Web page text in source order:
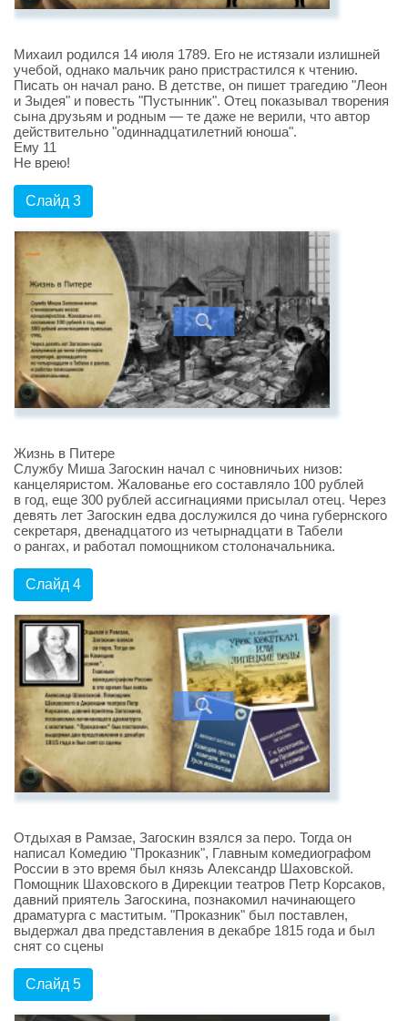
Михаил родился 14 июля 1789. Его не истязали излишней
учебой, однако мальчик рано пристрастился к чтению.
Писать он начал рано. В детстве, он пишет трагедию "Леон
и Зыдея" и повесть "Пустынник". Отец показывал творения
сына друзьям и родным — те даже не верили, что автор
действительно "одиннадцатилетний юноша".
Ему 11
Не врею!
Слайд 3
Жизнь в Питере
Службу Миша Загоскин начал с чиновничьих низов:
канцеляристом. Жалованье его составляло 100 рублей
в год, еще 300 рублей ассигнациями присылал отец. Через
девять лет Загоскин едва дослужился до чина губернского
секретаря, двенадцатого из четырнадцати в Табели
о рангах, и работал помощником столоначальника.
Слайд 4
Отдыхая в Рамзае, Загоскин взялся за перо. Тогда он
написал Комедию "Проказник", Главным комедиографом
России в это время был князь Александр Шаховской.
Помощник Шаховского в Дирекции театров Петр Корсаков,
давний приятель Загоскина, познакомил начинающего
драматурга с маститым. "Проказник" был поставлен,
выдержал два представления в декабре 1815 года и был
снят со сцены
Слайд 5